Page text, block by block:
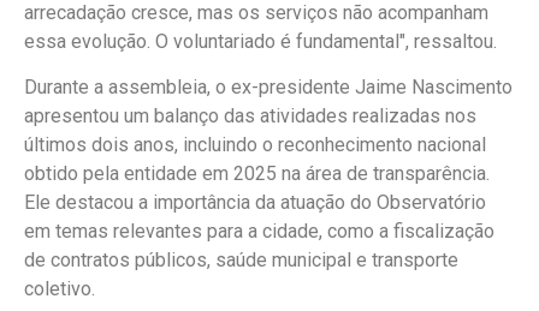
arrecadação cresce, mas os serviços não acompanham
essa evolução. O voluntariado é fundamental", ressaltou.
Durante a assembleia, o ex-presidente Jaime Nascimento
apresentou um balanço das atividades realizadas nos
últimos dois anos, incluindo o reconhecimento nacional
obtido pela entidade em 2025 na área de transparência.
Ele destacou a importância da atuação do Observatório
em temas relevantes para a cidade, como a fiscalização
de contratos públicos, saúde municipal e transporte
coletivo.